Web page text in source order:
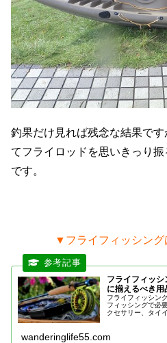
釣果だけ見れば残念な結果で
てフライロッドを思いきっり
です。
▼フライフィッシン
フライフィッシ
に揃えるべき用
フライフィッシン
フィッシングで必
クセサリー、タイ
wanderinglife55.com